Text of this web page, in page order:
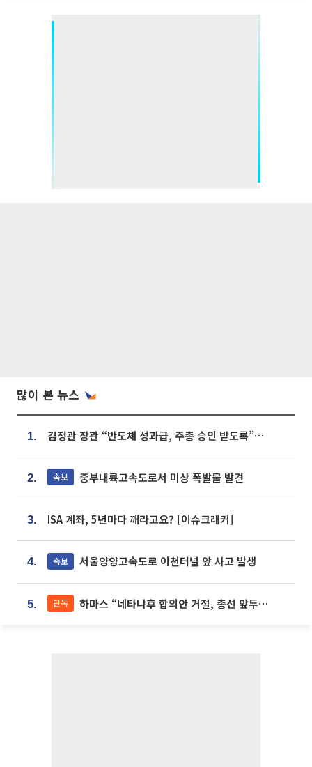
많이 본 뉴스
1. 김정관 장관 “반도체 성과급, 주총 승인 받도록”…상법·자본시장법 개정 시사
2. 속보 중부내륙고속도로서 미상 폭발물 발견
3. ISA 계좌, 5년마다 깨라고요? [이슈크래커]
4. 속보 서울양양고속도로 이천터널 앞 사고 발생
5. 단독 하마스 “네타냐후 합의안 거절, 총선 앞두고 시간 끌기”